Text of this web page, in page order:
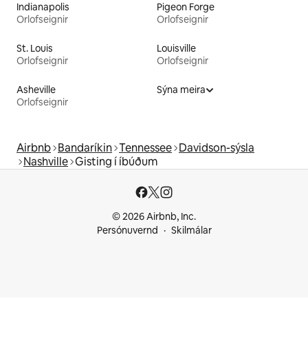
Indianapolis
Orlofseignir
Pigeon Forge
Orlofseignir
St. Louis
Orlofseignir
Louisville
Orlofseignir
Asheville
Orlofseignir
Sýna meira
Airbnb Bandaríkin Tennessee Davidson-sýsla
Nashville Gisting í íbúðum
© 2026 Airbnb, Inc.
Persónuvernd
Skilmálar